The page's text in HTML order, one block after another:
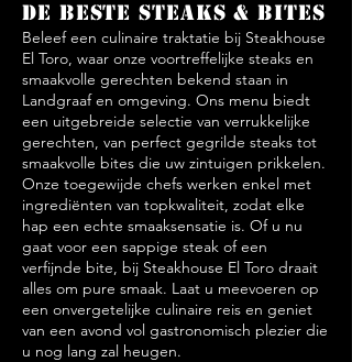
De beste steaks & bites
Beleef een culinaire traktatie bij Steakhouse
El Toro, waar onze voortreffelijke steaks en
smaakvolle gerechten bekend staan in
Landgraaf en omgeving. Ons menu biedt
een uitgebreide selectie van verrukkelijke
gerechten, van perfect gegrilde steaks tot
smaakvolle bites die uw zintuigen prikkelen.
Onze toegewijde chefs werken enkel met
ingrediënten van topkwaliteit, zodat elke
hap een echte smaaksensatie is. Of u nu
gaat voor een sappige steak of een
verfijnde bite, bij Steakhouse El Toro draait
alles om pure smaak. Laat u meevoeren op
een onvergetelijke culinaire reis en geniet
van een avond vol gastronomisch plezier die
u nog lang zal heugen.